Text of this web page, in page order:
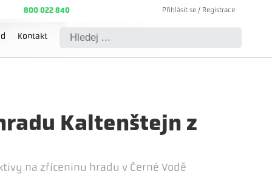
800 022 840 Přihlásit se / Registrace
Kontakt
Kaltenštejn z
na zříceninu hradu v Černé Vodě